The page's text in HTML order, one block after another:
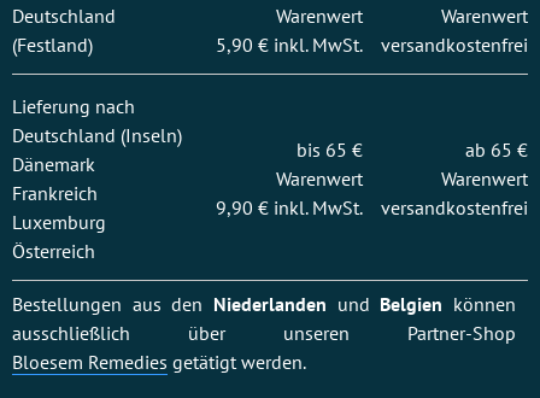
Deutschland
(Festland)
Warenwert
5,90 € inkl. MwSt.
Warenwert
versandkostenfrei
Lieferung nach
Deutschland (Inseln)
Dänemark
Frankreich
Luxemburg
Österreich
bis 65 €
Warenwert
9,90 € inkl. MwSt.
ab 65 €
Warenwert
versandkostenfrei
Bestellungen aus den Niederlanden und Belgien können
ausschließlich über unseren Partner-Shop
Bloesem Remedies getätigt werden.